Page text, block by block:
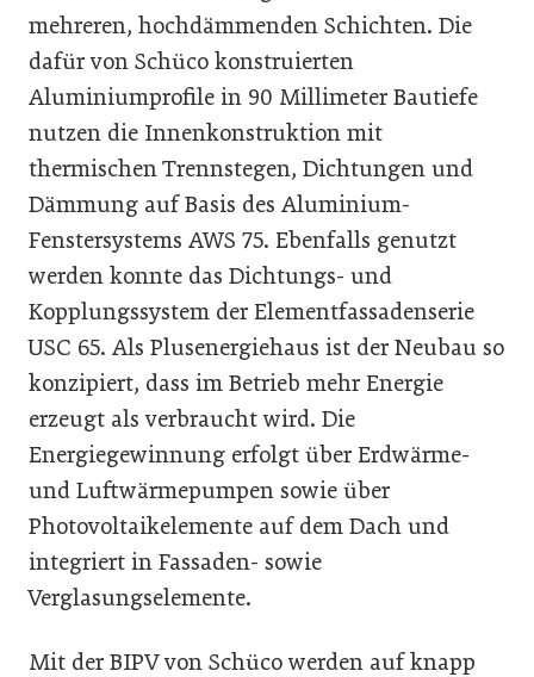
mehreren, hochdämmenden Schichten. Die
dafür von Schüco konstruierten
Aluminiumprofile in 90 Millimeter Bautiefe
nutzen die Innenkonstruktion mit
thermischen Trennstegen, Dichtungen und
Dämmung auf Basis des Aluminium-
Fenstersystems AWS 75. Ebenfalls genutzt
werden konnte das Dichtungs- und
Kopplungssystem der Elementfassadenserie
USC 65. Als Plusenergiehaus ist der Neubau so
konzipiert, dass im Betrieb mehr Energie
erzeugt als verbraucht wird. Die
Energiegewinnung erfolgt über Erdwärme-
und Luftwärmepumpen sowie über
Photovoltaikelemente auf dem Dach und
integriert in Fassaden- sowie
Verglasungselemente.
Mit der BIPV von Schüco werden auf knapp